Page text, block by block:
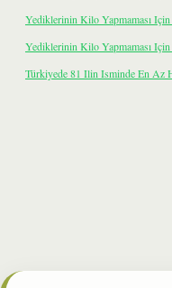
Yediklerinin Kilo Yapmaması Için
Yediklerinin Kilo Yapmaması Için
Türkiyede 81 Ilin Isminde En Az